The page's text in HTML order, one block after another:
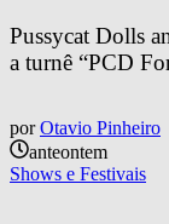
Pussycat Dolls
a turnê “PCD
por Otavio Pinheiro
anteontem
Shows e Festivais